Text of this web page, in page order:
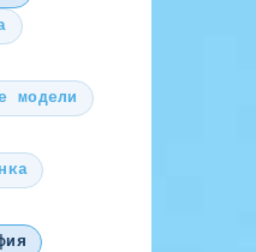
модели